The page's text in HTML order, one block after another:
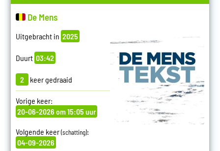
De Mens
Uitgebracht in 2025
Duurt 03:42
2 keer gedraaid
Vorige keer:
20-06-2026 om 15:05 uur
Volgende keer(schatting):
04-09-2026